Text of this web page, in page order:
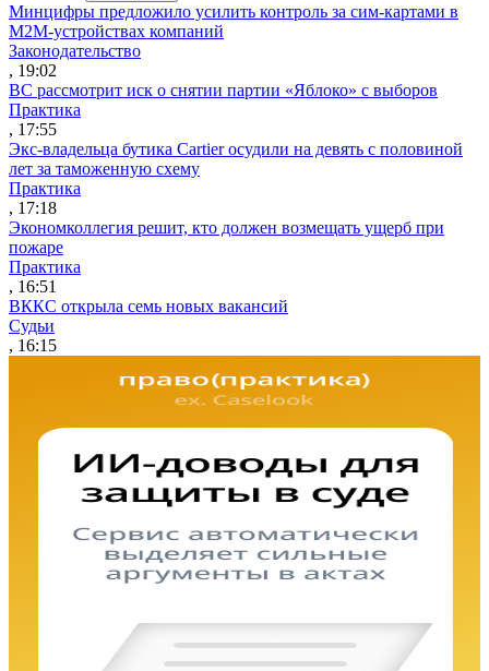
Минцифры предложило усилить контроль за сим-картами в
M2M-устройствах компаний
Законодательство
, 19:02
ВС рассмотрит иск о снятии партии «Яблоко» с выборов
Практика
, 17:55
Экс-владельца бутика Cartier осудили на девять с половиной
лет за таможенную схему
Практика
, 17:18
Экономколлегия решит, кто должен возмещать ущерб при
пожаре
Практика
, 16:51
ВККС открыла семь новых вакансий
Судьи
, 16:15